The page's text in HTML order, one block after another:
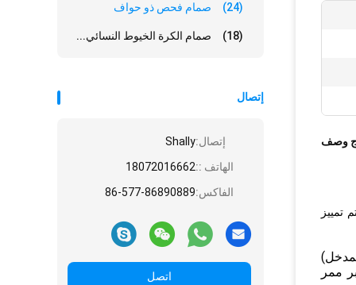
صمام فحص ذو حواف (24)
صمام الكرة الخيوط النسائي... (18)
إتصال
إتصال:Shally
الهاتف ::18072016662
الفاكس:86-577-86890889
اتصل
وصف
تمييز
ممر